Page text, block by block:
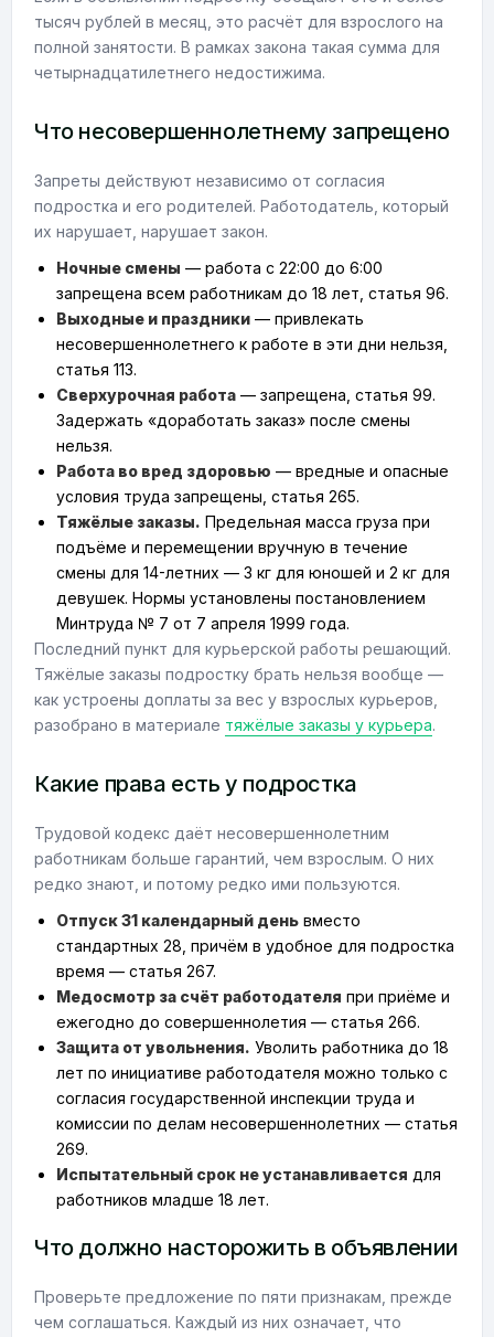
тысяч рублей в месяц, это расчёт для взрослого на
полной занятости. В рамках закона такая сумма для
четырнадцатилетнего недостижима.
Что несовершеннолетнему запрещено
Запреты действуют независимо от согласия
подростка и его родителей. Работодатель, который
их нарушает, нарушает закон.
Ночные смены — работа с 22:00 до 6:00
запрещена всем работникам до 18 лет, статья 96.
Выходные и праздники — привлекать
несовершеннолетнего к работе в эти дни нельзя,
статья 113.
Сверхурочная работа — запрещена, статья 99.
Задержать «доработать заказ» после смены
нельзя.
Работа во вред здоровью — вредные и опасные
условия труда запрещены, статья 265.
Тяжёлые заказы. Предельная масса груза при
подъёме и перемещении вручную в течение
смены для 14-летних — 3 кг для юношей и 2 кг для
девушек. Нормы установлены постановлением
Минтруда № 7 от 7 апреля 1999 года.
Последний пункт для курьерской работы решающий.
Тяжёлые заказы подростку брать нельзя вообще —
как устроены доплаты за вес у взрослых курьеров,
разобрано в материале тяжёлые заказы у курьера.
Какие права есть у подростка
Трудовой кодекс даёт несовершеннолетним
работникам больше гарантий, чем взрослым. О них
редко знают, и потому редко ими пользуются.
Отпуск 31 календарный день вместо
стандартных 28, причём в удобное для подростка
время — статья 267.
Медосмотр за счёт работодателя при приёме и
ежегодно до совершеннолетия — статья 266.
Защита от увольнения. Уволить работника до 18
лет по инициативе работодателя можно только с
согласия государственной инспекции труда и
комиссии по делам несовершеннолетних — статья
269.
Испытательный срок не устанавливается для
работников младше 18 лет.
Что должно насторожить в объявлении
Проверьте предложение по пяти признакам, прежде
чем соглашаться. Каждый из них означает, что